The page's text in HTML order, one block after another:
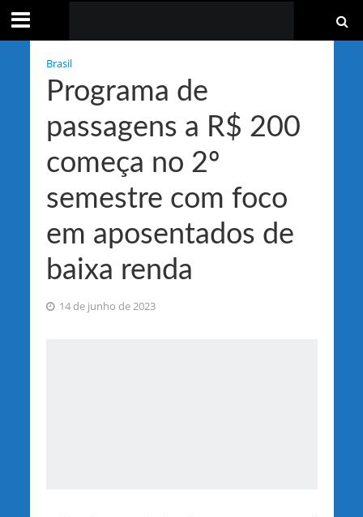
Brasil
Programa de
passagens a R$ 200
começa no 2º
semestre com foco
em aposentados de
baixa renda
14 de junho de 2023